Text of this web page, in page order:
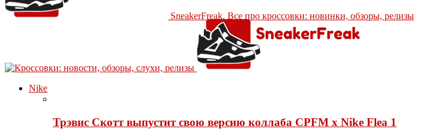
SneakerFreak. Все про кроссовки: новинки, обзоры, релизы
Nike
Трэвис Скотт выпустит свою версию коллаба CPFM x Nike Flea 1